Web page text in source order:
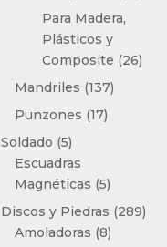
Para Madera,
Plásticos y
Composite
2626
Mandriles 137137
Punzones 1717
Soldado 55
productos
Escuadras
Magnéticas 55
productos
Discos y Piedras 289289
Amoladoras 88